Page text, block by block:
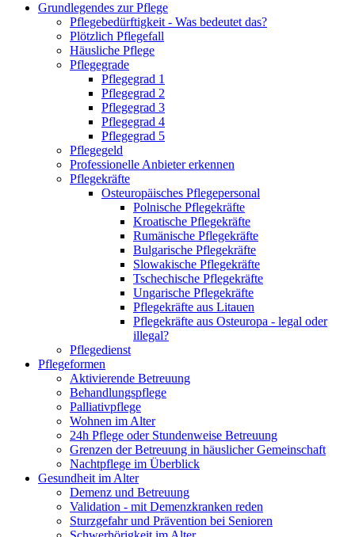
Grundlegendes zur Pflege
Pflegebedürftigkeit - Was bedeutet das?
Plötzlich Pflegefall
Häusliche Pflege
Pflegegrade
Pflegegrad 1
Pflegegrad 2
Pflegegrad 3
Pflegegrad 4
Pflegegrad 5
Pflegegeld
Professionelle Anbieter erkennen
Pflegekräfte
Osteuropäisches Pflegepersonal
Polnische Pflegekräfte
Kroatische Pflegekräfte
Rumänische Pflegekräfte
Bulgarische Pflegekräfte
Slowakische Pflegekräfte
Tschechische Pflegekräfte
Ungarische Pflegekräfte
Pflegekräfte aus Litauen
Pflegekräfte aus Osteuropa - legal oder
illegal?
Pflegedienst
Pflegeformen
Aktivierende Betreuung
Behandlungspflege
Palliativpflege
Wohnen im Alter
24h Pflege oder Stundenweise Betreuung
Grenzen der Betreuung in häuslicher Gemeinschaft
Nachtpflege im Überblick
Gesundheit im Alter
Demenz und Betreuung
Validation - mit Demenzkranken reden
Sturzgefahr und Prävention bei Senioren